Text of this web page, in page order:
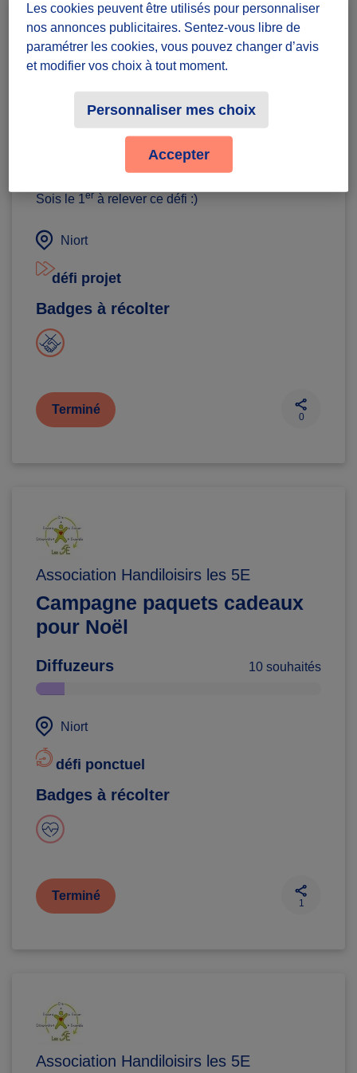
Association Handiloisirs les 5E
participation à l'emballage de
paquets-cadeaux
Sois le 1 er à relever ce défi :)
Niort
défi projet
Badges à récolter
Terminé
0
Association Handiloisirs les 5E
Campagne paquets cadeaux
pour Noël
Diffuzeurs 10 souhaités
Niort
défi ponctuel
Badges à récolter
Terminé
1
Association Handiloisirs les 5E
Les cookies peuvent être utilisés pour personnaliser
nos annonces publicitaires. Sentez-vous libre de
paramétrer les cookies, vous pouvez changer d’avis
et modifier vos choix à tout moment.
Personnaliser mes choix
Accepter